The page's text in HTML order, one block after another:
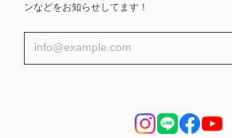
ンなどをお知らせしてます！